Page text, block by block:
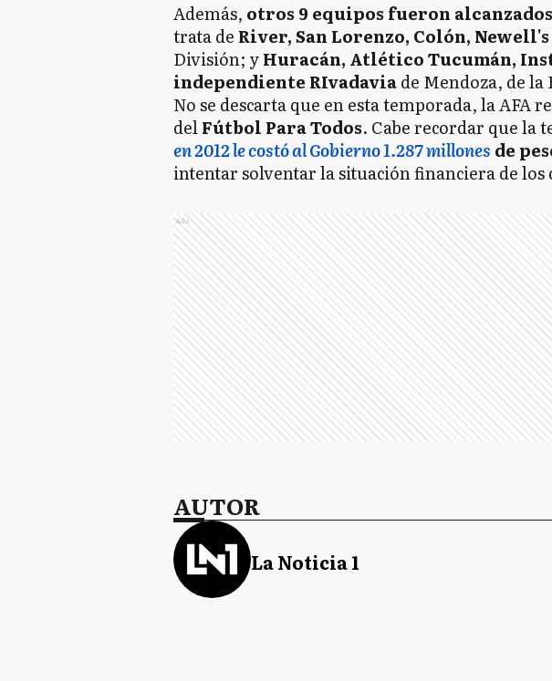
Además, otros 9 equipos fueron
trata de River, San Lorenzo, Colón,
División; yHuracán, Atlético Tucumán,
independiente RIvadaviade Mendoza, de la
No se descarta que en esta temporada, la AFA
delFútbol Para Todos. Cabe recordar que la
en 2012 le costó al Gobierno 1.287 millones de
intentar solventar la situación financiera de los
Ads
AUTOR
La Noticia 1